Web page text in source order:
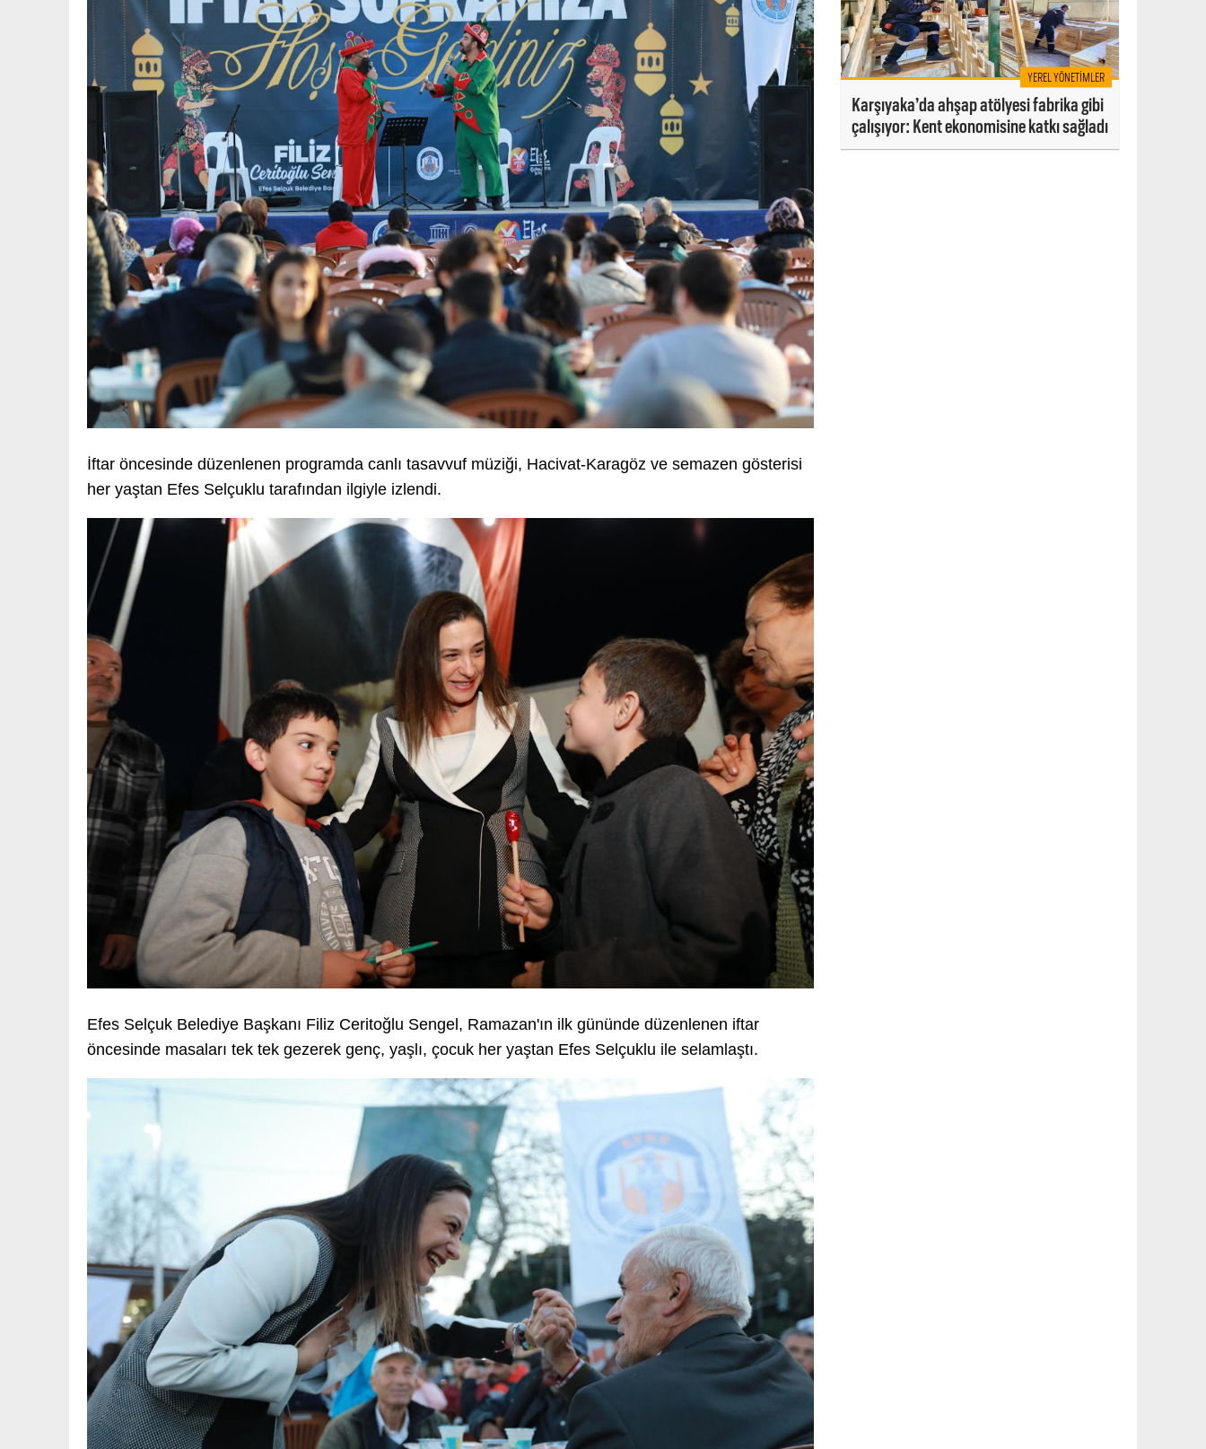
İftar öncesinde düzenlenen programda canlı tasavvuf müziği, Hacivat-Karagöz ve semazen gösterisi
her yaştan Efes Selçuklu tarafından ilgiyle izlendi.
Efes Selçuk Belediye Başkanı Filiz Ceritoğlu Sengel, Ramazan'ın ilk gününde düzenlenen iftar
öncesinde masaları tek tek gezerek genç, yaşlı, çocuk her yaştan Efes Selçuklu ile selamlaştı.
YEREL YÖNETIMLER
Karşıyaka’da ahşap atölyesi fabrika gibi
çalışıyor: Kent ekonomisine katkı sağladı